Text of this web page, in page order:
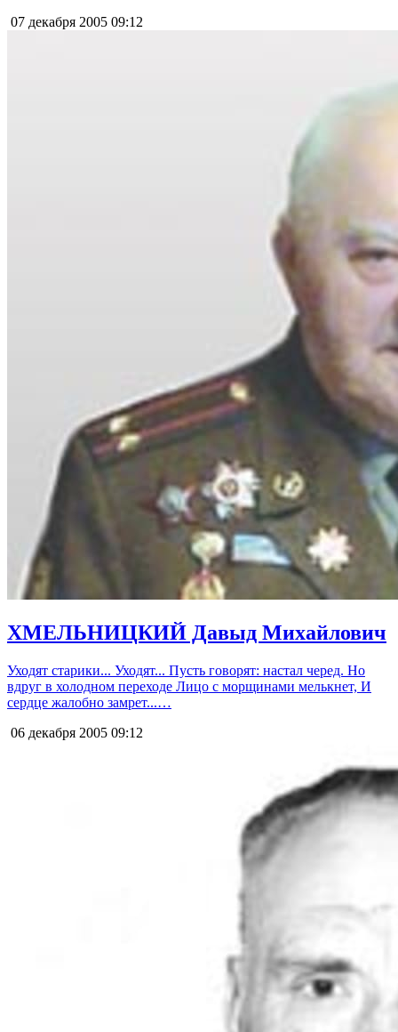
07 декабря 2005 09:12
ХМЕЛЬНИЦКИЙ Давыд Михайлович
Уходят старики... Уходят... Пусть говорят: настал черед. Но
вдруг в холодном переходе Лицо с морщинами мелькнет, И
сердце жалобно замрет...…
06 декабря 2005 09:12